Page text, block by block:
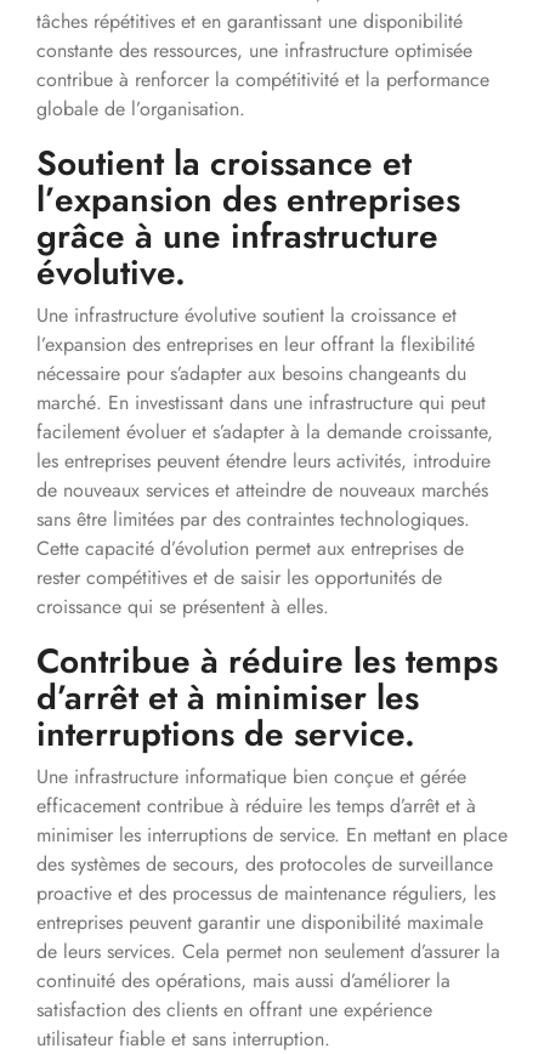
tâches répétitives et en garantissant une disponibilité
constante des ressources, une infrastructure optimisée
contribue à renforcer la compétitivité et la performance
globale de l’organisation.
Soutient la croissance et
l’expansion des entreprises
grâce à une infrastructure
évolutive.
Une infrastructure évolutive soutient la croissance et
l’expansion des entreprises en leur offrant la flexibilité
nécessaire pour s’adapter aux besoins changeants du
marché. En investissant dans une infrastructure qui peut
facilement évoluer et s’adapter à la demande croissante,
les entreprises peuvent étendre leurs activités, introduire
de nouveaux services et atteindre de nouveaux marchés
sans être limitées par des contraintes technologiques.
Cette capacité d’évolution permet aux entreprises de
rester compétitives et de saisir les opportunités de
croissance qui se présentent à elles.
Contribue à réduire les temps
d’arrêt et à minimiser les
interruptions de service.
Une infrastructure informatique bien conçue et gérée
efficacement contribue à réduire les temps d’arrêt et à
minimiser les interruptions de service. En mettant en place
des systèmes de secours, des protocoles de surveillance
proactive et des processus de maintenance réguliers, les
entreprises peuvent garantir une disponibilité maximale
de leurs services. Cela permet non seulement d’assurer la
continuité des opérations, mais aussi d’améliorer la
satisfaction des clients en offrant une expérience
utilisateur fiable et sans interruption.